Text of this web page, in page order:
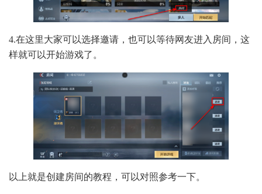
4.在这里大家可以选择邀请，也可以等待网友进入房间，这
样就可以开始游戏了。
以上就是创建房间的教程，可以对照参考一下。